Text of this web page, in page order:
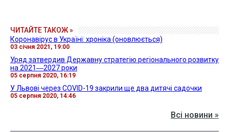
ЧИТАЙТЕ ТАКОЖ »
Коронавірус в Україні: хроніка (оновлюється)
03 січня 2021, 19:00
Уряд затвердив Державну стратегію регіонального розвитку
на 2021―2027 роки
05 серпня 2020, 16:19
У Львові через COVID-19 закрили ще два дитячі садочки
05 серпня 2020, 14:46
Всі новини »